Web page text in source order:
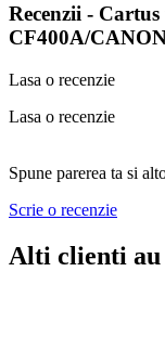
Recenzii -
CF400A/
Lasa o recenzie
Lasa o recenzie
Spune parerea ta si
Scrie o recenzie
Alti clienti au